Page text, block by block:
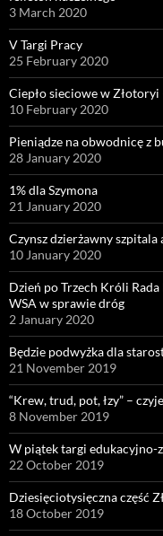
3 March 2020
V Targi Pracy
25 February 2020
Ciepło sieciowe w
10 February 2020
Pieniądze na obwodnicę z
28 January 2020
1% dla Szymona
21 January 2020
Czynsz dzierżawny
10 January 2020
Dzień po Trzech Króli
WSA w sprawie dróg
2 January 2020
Będzie podwyżka dla
21 November 2019
“Krew, trud, pot, łzy” –
8 November 2019
W piątek targi edukacyjno-
22 October 2019
Dziesięciotysięczna część
18 October 2019